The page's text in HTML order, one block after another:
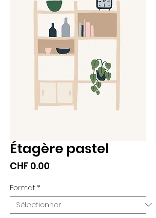
Étagère pastel
CHF 0.00
Format*